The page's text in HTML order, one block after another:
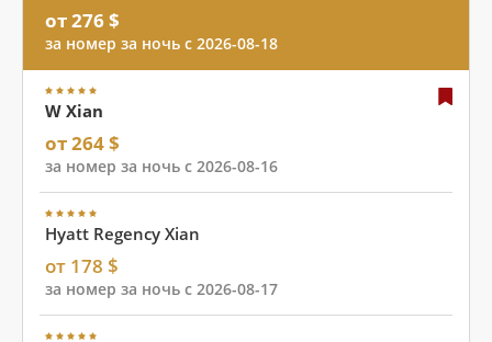
от 276 $
за номер за ночь с 2026-08-18
W Xian
от 264 $
за номер за ночь с 2026-08-16
Hyatt Regency Xian
от 178 $
за номер за ночь с 2026-08-17